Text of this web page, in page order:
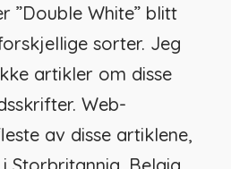
”Double White” blitt
sorter. Jeg
artikler om disse
Web-
av disse artiklene,